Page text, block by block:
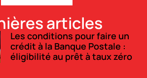
articles
Les conditions pour faire un
crédit à la Banque Postale :
éligibilité au prêt à taux zéro